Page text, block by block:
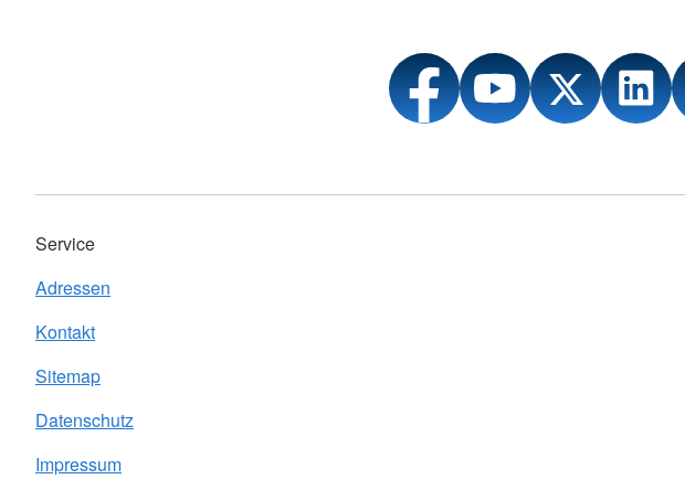
Service
Adressen
Kontakt
Sitemap
Datenschutz
Impressum